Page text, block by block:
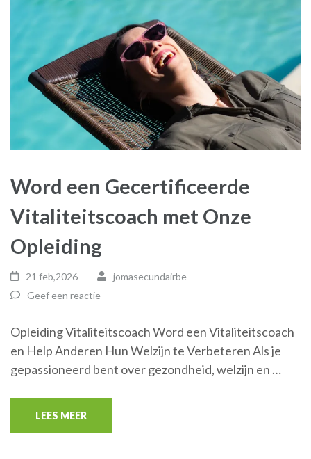
Word een Gecertificeerde
Vitaliteitscoach met Onze
Opleiding
21 feb,2026
jomasecundairbe
Geef een reactie
Opleiding Vitaliteitscoach Word een Vitaliteitscoach
en Help Anderen Hun Welzijn te Verbeteren Als je
gepassioneerd bent over gezondheid, welzijn en …
LEES MEER